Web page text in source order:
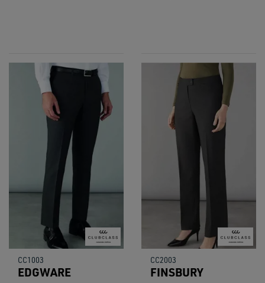
CC1003
EDGWARE
CC2003
FINSBURY